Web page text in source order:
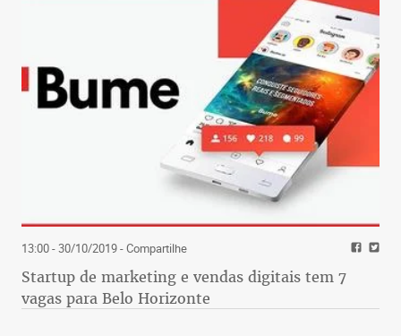
13:00 - 30/10/2019- Compartilhe
Startup de marketing e vendas digitais tem 7
vagas para Belo Horizonte